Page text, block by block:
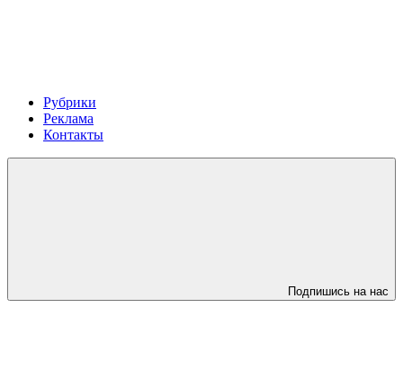
Рубрики
Реклама
Контакты
Подпишись на нас